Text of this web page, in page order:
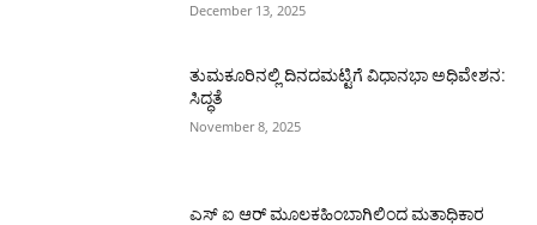
December 13, 2025
ತುಮಕೂರಿನಲ್ಲಿ ದಿನದಮಟ್ಟಿಗೆ ವಿಧಾನಭಾ ಅಧಿವೇಶನ:
ಸಿದ್ಧತೆ
November 8, 2025
ಎಸ್ ಐ ಆರ್ ಮೂಲಕಹಿಂಬಾಗಿಲಿಂದ ಮತಾಧಿಕಾರ